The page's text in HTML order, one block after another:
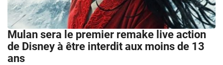
Mulan sera le premier remake live action
de Disney à être interdit aux moins de 13
ans